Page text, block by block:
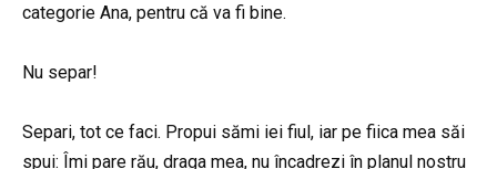
categorie Ana, pentru că va fi bine.
Nu separ!
Separi, tot ce faci. Propui sămi iei fiul, iar pe fiica mea săi
spui: Îmi pare rău, draga mea, nu încadrezi în planul nostru